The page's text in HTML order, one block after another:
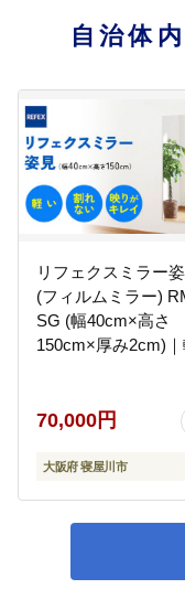
自治体
リフェクスミラー
(フィルムミラー)
SG (幅40cm×高さ
150cm×厚み2cm)｜
ラー 壁付け 吊り金
角金具 ゴム脚付き
テリア 家具 防災 着
70,000円
大阪府 寝屋川市